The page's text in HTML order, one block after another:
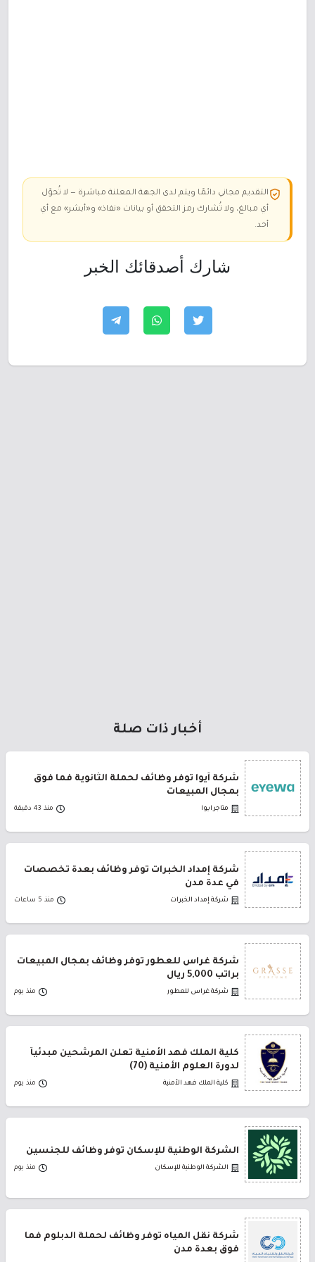
التقديم مجاني دائمًا ويتم لدى الجهة المعلنة مباشرة — لا تُحوّل
أي مبالغ، ولا تُشارك رمز التحقق أو بيانات «نفاذ» و«أبشر» مع أي
أحد.
شارك أصدقائك الخبر
أخبار ذات صلة
شركة أيوا توفر وظائف لحملة الثانوية فما فوق
بمجال المبيعات
متاجر ايوا منذ 43 دقيقة
شركة إمداد الخبرات توفر وظائف بعدة تخصصات
في عدة مدن
شركة إمداد الخبرات منذ 5 ساعات
شركة غراس للعطور توفر وظائف بمجال المبيعات
براتب 5,000 ريال
شركة غراس للعطور منذ يوم
كلية الملك فهد الأمنية تعلن المرشحين مبدئياً
لدورة العلوم الأمنية (70)
كلية الملك فهد الأمنية منذ يوم
الشركة الوطنية للإسكان توفر وظائف للجنسين
الشركة الوطنية للإسكان منذ يوم
شركة نقل المياه توفر وظائف لحملة الدبلوم فما
فوق بعدة مدن